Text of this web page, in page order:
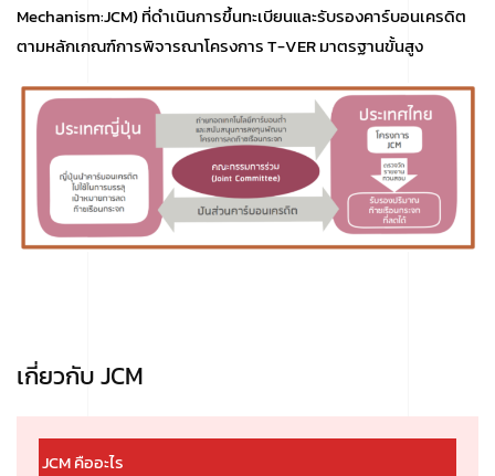
Mechanism:JCM) ที่ดำเนินการขึ้นทะเบียนและรับรองคาร์บอนเครดิต
ตามหลักเกณฑ์การพิจารณาโครงการ T-VER มาตรฐานขั้นสูง
เกี่ยวกับ JCM
JCM คืออะไร